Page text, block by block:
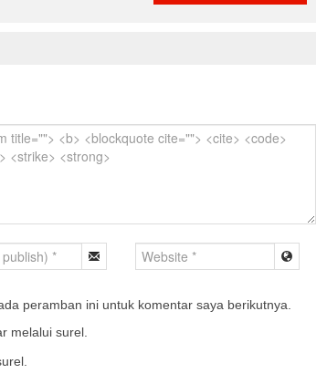
peramban ini untuk komentar saya berikutnya.
melalui surel.